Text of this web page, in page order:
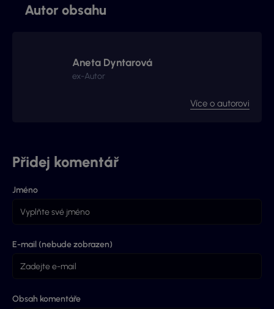
Autor obsahu
Aneta Dyntarová
ex-Autor
Více o autorovi
Přidej komentář
Jméno
E-mail (nebude zobrazen)
Obsah komentáře